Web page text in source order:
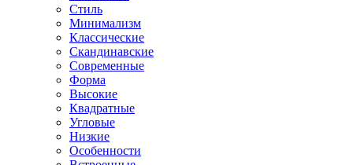
Стиль
Минимализм
Классические
Скандинавские
Современные
Форма
Высокие
Квадратные
Угловые
Низкие
Особенности